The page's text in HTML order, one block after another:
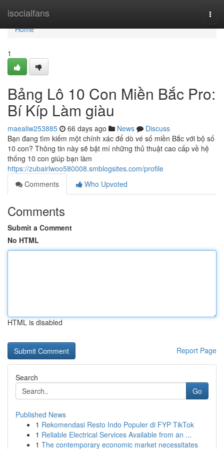
isocialfans
Home
Home
1
Bảng Lô 10 Con Miền Bắc Pro:
Bí Kíp Làm giàu
maealiw253885 66 days ago News
Discuss
Bạn đang tìm kiếm một chính xác để dò vé số miền Bắc với bộ số
10 con? Thông tin này sẽ bật mí những thủ thuật cao cấp về hệ
thống 10 con giúp bạn làm
https://zubairlwoo580008.smblogsites.com/profile
Comments
Who Upvoted
Comments
Submit a Comment
No HTML
HTML is disabled
Report Page
Search
Go
Published News
1 Rekomendasi Resto Indo Populer di FYP TikTok
1 Reliable Electrical Services Available from an ...
1 The contemporary economic market necessitates